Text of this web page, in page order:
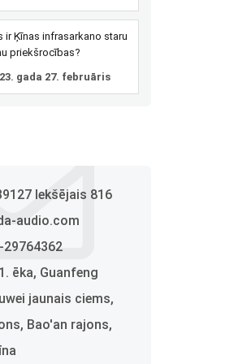
ir Ķīnas infrasarkano staru
priekšrocības?
gada 27. februāris
Iekšējais 816
audio.com
29764362
ēka, Guanfeng
jaunais ciems,
Bao'an rajons,